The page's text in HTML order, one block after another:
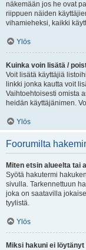
näkemään jos he ovat
riippuen näiden
vihamieheksi, kaikki
Ylös
Kuinka voin lisätä /
Voit lisätä käyttäjiä
linkki jonka kautta voit
Vaihtoehtoisesti omista
heidän käyttäjänimen.
Ylös
Foorumilta
Miten etsin alueelta tai
Syötä hakutermi
sivulla. Tarkennettuun
joka on saatavilla
tyylistä.
Ylös
Miksi hakuni ei